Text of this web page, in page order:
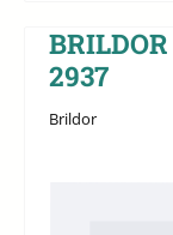
2937
Brildor